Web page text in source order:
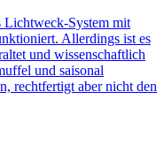
Lichtweck-System mit
Allerdings ist es
und wissenschaftlich
und saisonal
rechtfertigt aber nicht den